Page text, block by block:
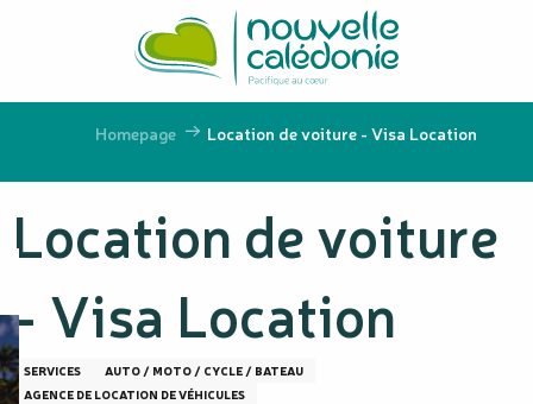
principal
Homepage Location de voiture - Visa Location
Location de voiture
- Visa Location
SERVICES
AUTO / MOTO / CYCLE / BATEAU
AGENCE DE LOCATION DE VÉHICULES